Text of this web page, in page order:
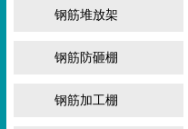
钢筋堆放架
钢筋防砸棚
钢筋加工棚